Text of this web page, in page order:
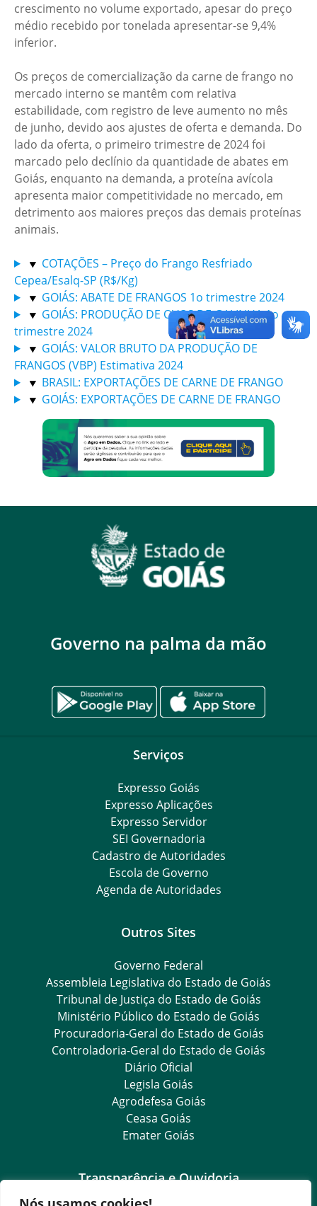
crescimento no volume exportado, apesar do preço
médio recebido por tonelada apresentar-se 9,4%
inferior.
Os preços de comercialização da carne de frango no
mercado interno se mantêm com relativa
estabilidade, com registro de leve aumento no mês
de junho, devido aos ajustes de oferta e demanda. Do
lado da oferta, o primeiro trimestre de 2024 foi
marcado pelo declínio da quantidade de abates em
Goiás, enquanto na demanda, a proteína avícola
apresenta maior competitividade no mercado, em
detrimento aos maiores preços das demais proteínas
animais.
COTAÇÕES – Preço do Frango Resfriado
Cepea/Esalq-SP (R$/Kg)
GOIÁS: ABATE DE FRANGOS 1o trimestre 2024
GOIÁS: PRODUÇÃO DE OVOS DE GALINHA 1o
trimestre 2024
GOIÁS: VALOR BRUTO DA PRODUÇÃO DE
FRANGOS (VBP) Estimativa 2024
BRASIL: EXPORTAÇÕES DE CARNE DE FRANGO
GOIÁS: EXPORTAÇÕES DE CARNE DE FRANGO
Governo na palma da mão
Serviços
Expresso Goiás
Expresso Aplicações
Expresso Servidor
SEI Governadoria
Cadastro de Autoridades
Escola de Governo
Agenda de Autoridades
Outros Sites
Governo Federal
Assembleia Legislativa do Estado de Goiás
Tribunal de Justiça do Estado de Goiás
Ministério Público do Estado de Goiás
Procuradoria-Geral do Estado de Goiás
Controladoria-Geral do Estado de Goiás
Diário Oficial
Legisla Goiás
Agrodefesa Goiás
Ceasa Goiás
Emater Goiás
Transparência e Ouvidoria